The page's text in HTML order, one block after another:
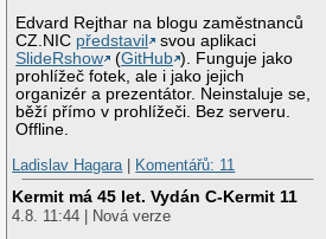
Edvard Rejthar na blogu zaměstnanců
CZ.NIC představil
svou aplikaci
SlideRshow
(GitHub ). Funguje jako
prohlížeč fotek, ale i jako jejich
organizér a prezentátor. Neinstaluje se,
běží přímo v prohlížeči. Bez serveru.
Offline.
Ladislav Hagara| Komentářů: 11
Kermit má 45 let. Vydán C-Kermit 11
4.8. 11:44 | Nová verze